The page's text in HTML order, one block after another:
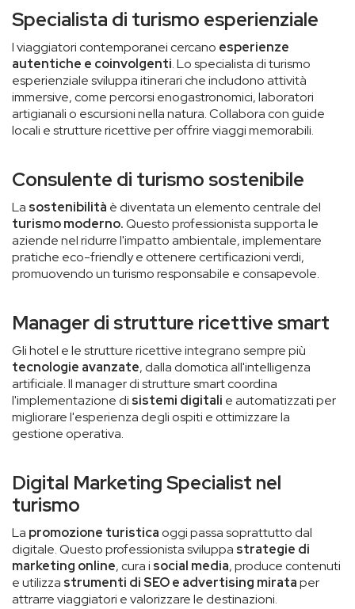
Specialista di turismo esperienziale
I viaggiatori contemporanei cercano esperienze
autentiche e coinvolgenti. Lo specialista di turismo
esperienziale sviluppa itinerari che includono attività
immersive, come percorsi enogastronomici, laboratori
artigianali o escursioni nella natura. Collabora con guide
locali e strutture ricettive per offrire viaggi memorabili.
Consulente di turismo sostenibile
La sostenibilità è diventata un elemento centrale del
turismo moderno.Questo professionista supporta le
aziende nel ridurre l'impatto ambientale, implementare
pratiche eco-friendly e ottenere certificazioni verdi,
promuovendo un turismo responsabile e consapevole.
Manager di strutture ricettive smart
Gli hotel e le strutture ricettive integrano sempre più
tecnologie avanzate, dalla domotica all'intelligenza
artificiale. Il manager di strutture smart coordina
l'implementazione di sistemi digitali e automatizzati per
migliorare l'esperienza degli ospiti e ottimizzare la
gestione operativa.
Digital Marketing Specialist nel
turismo
La promozione turisticaoggi passa soprattutto dal
digitale. Questo professionista sviluppa strategie di
marketing online, cura i social media, produce contenuti
e utilizza strumenti di SEOe advertising mirataper
attrarre viaggiatori e valorizzare le destinazioni.